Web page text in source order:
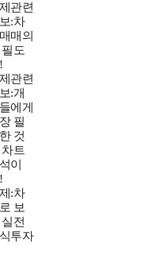
관련
:차
매의
필도
관련
:개
에게
필
것
차트
이
:차
보
전
투자